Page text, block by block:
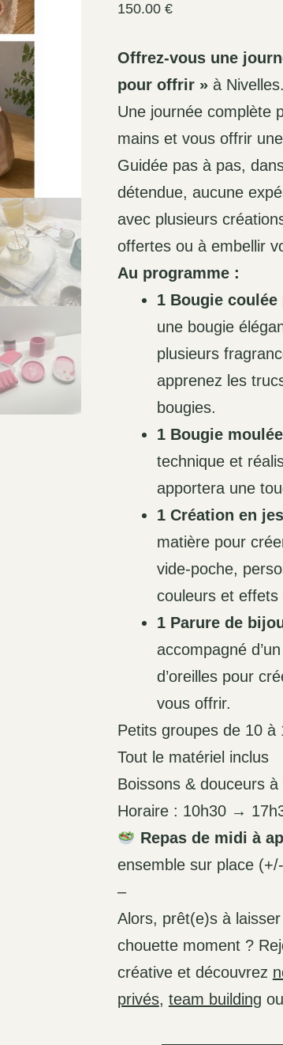
150.00 €
Offrez-vous une
pour offrir » à Nivelles.
Une journée complète
mains et vous offrir
Guidée pas à pas,
détendue, aucune
avec plusieurs
offertes ou à embellir
Au programme :
1 Bougie
une bougie
plusieurs
apprenez les
bougies.
1 Bougie
technique et
apportera une
1 Création en
matière pour
vide-poche,
couleurs et effets
1 Parure de
accompagné
d’oreilles pour
vous offrir.
Petits groupes de 10 à
Tout le matériel inclus
Boissons & douceurs à
Horaire : 10h30 →
Repas de midi à
ensemble sur place
–
Alors, prêt(e)s à
chouette moment ?
créative et découvrez
privés, team building ou